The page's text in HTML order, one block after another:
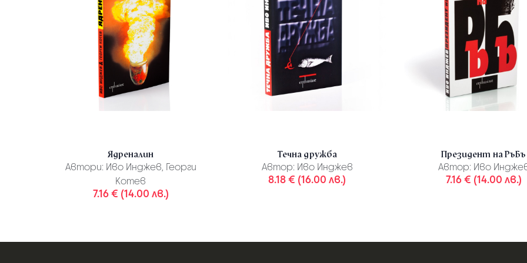
Ядреналин
Автори: Иво Инджев, Георги
Котев
7.16 € (14.00 лв.)
Течна дружба
Автор: Иво Инджев
8.18 € (16.00 лв.)
Президент на РъБъ
Автор: Иво
7.16 € (14.00 лв.)